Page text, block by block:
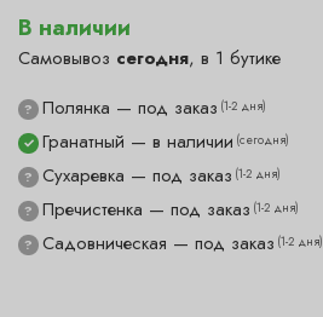
В наличии
Самовывоз сегодня, в 1 бутике
✓ Гранатный — в наличии (сегодня)
? Полянка — под заказ (1-2 дня)
? Пречистенка — под заказ (1-2 дня)
? Садовническая — под заказ (1-2 дня)
? Сухаревка — под заказ (1-2 дня)